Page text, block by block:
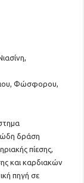
Φώσφορου,
δράση
πίεσης,
και καρδιακών
πηγή σε